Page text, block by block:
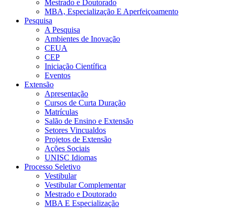
Mestrado e Doutorado
MBA, Especialização E Aperfeiçoamento
Pesquisa
A Pesquisa
Ambientes de Inovação
CEUA
CEP
Iniciação Científica
Eventos
Extensão
Apresentação
Cursos de Curta Duração
Matrículas
Salão de Ensino e Extensão
Setores Vincualdos
Projetos de Extensão
Ações Sociais
UNISC Idiomas
Processo Seletivo
Vestibular
Vestibular Complementar
Mestrado e Doutorado
MBA E Especialização